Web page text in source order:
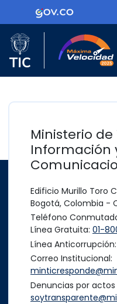
Ir al contenido principal
Logo
Logo del Ministerio TIC
Ministerio
Información
Edificio Murillo Toro
Bogotá, Colombia -
Teléfono
Línea Gratuita: 01-
Línea Anticorrupción:
Correo Institucional:
Denuncias por